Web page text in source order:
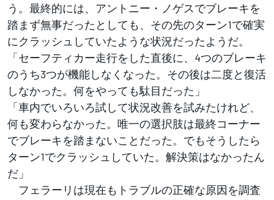
う。最終的には、アントニー・ノゲスでブレーキを
踏まず無事だったとしても、その先のターン1で確実
にクラッシュしていたような状況だったようだ。
「セーフティカー走行をした直後に、4つのブレーキ
のうち3つが機能しなくなった。その後は二度と復活
しなかった。何をやっても駄目だった」
「車内でいろいろ試して状況改善を試みたけれど、
何も変わらなかった。唯一の選択肢は最終コーナー
でブレーキを踏まないことだった。でもそうしたら
ターン1でクラッシュしていた。解決策はなかったん
だ」
フェラーリは現在もトラブルの正確な原因を調査